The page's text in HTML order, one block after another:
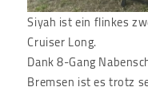
Siyah ist ein flinkes
Cruiser Long.
Dank 8-Gang
Bremsen ist es trotz